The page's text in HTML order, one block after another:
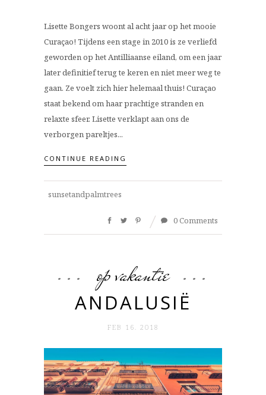
Lisette Bongers woont al acht jaar op het mooie
Curaçao! Tijdens een stage in 2010 is ze verliefd
geworden op het Antilliaanse eiland, om een jaar
later definitief terug te keren en niet meer weg te
gaan. Ze voelt zich hier helemaal thuis! Curaçao
staat bekend om haar prachtige stranden en
relaxte sfeer. Lisette verklapt aan ons de
verborgen pareltjes...
CONTINUE READING
sunsetandpalmtrees
0 Comments
op vakantie
ANDALUSIË
FEB 16. 2018